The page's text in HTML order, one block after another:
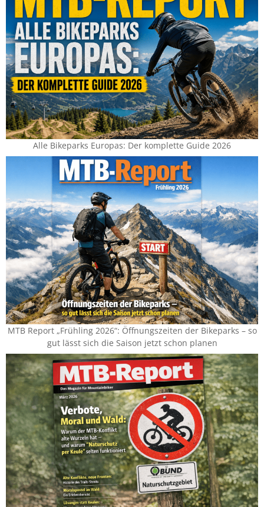
Alle Bikeparks Europas: Der komplette Guide 2026
MTB Report „Frühling 2026“: Öffnungszeiten der Bikeparks – so
gut lässt sich die Saison jetzt schon planen